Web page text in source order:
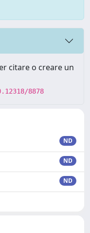
citare o creare un
8878
ND
ND
ND